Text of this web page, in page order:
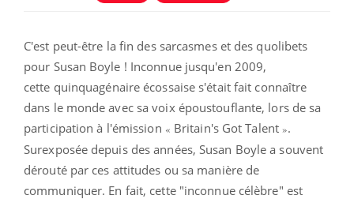
C'est peut-être la fin des sarcasmes et des quolibets
pour Susan Boyle ! Inconnue jusqu'en 2009,
cette quinquagénaire écossaise s'était fait connaître
dans le monde avec sa voix époustouflante, lors de sa
participation à l'émission « Britain's Got Talent».
Surexposée depuis des années, Susan Boyle a souvent
dérouté par ces attitudes ou sa manière de
communiquer. En fait, cette "inconnue célèbre" est